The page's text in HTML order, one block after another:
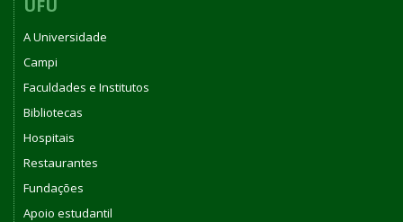
UFU
A Universidade
Campi
Faculdades e Institutos
Bibliotecas
Hospitais
Restaurantes
Fundações
Apoio estudantil